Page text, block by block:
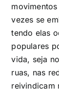
vezes se
tendo elas
populares
vida, seja
ruas, nas
reivindicam